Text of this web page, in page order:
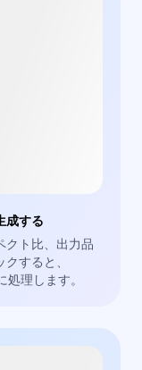
する
クト比、出力品
すると、
理します。